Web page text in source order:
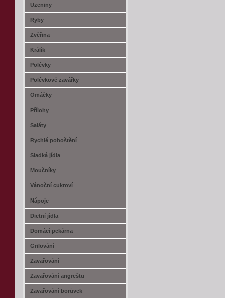
Uzeniny
Ryby
Zvěřina
Králík
Polévky
Polévkové zavářky
Omáčky
Přílohy
Saláty
Rychlé pohoštění
Sladká jídla
Moučníky
Vánoční cukroví
Nápoje
Dietní jídla
Domácí pekárna
Grilování
Zavařování
Zavařování angreštu
Zavařování borůvek